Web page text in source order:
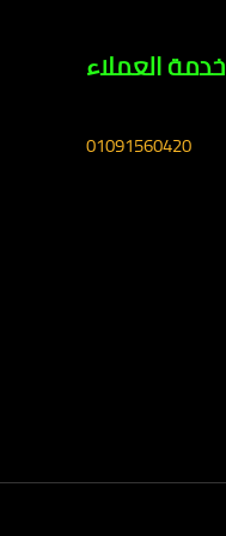
خدمة العملاء
01091560420